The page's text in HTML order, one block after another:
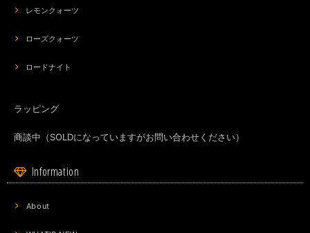
レモンクォーツ
ローズクォーツ
ロードナイト
ラッピング
商談中（SOLDになっていますがお問い合わせください）
Information
About